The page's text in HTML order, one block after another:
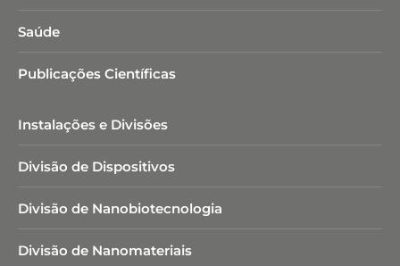
Saúde
Publicações Científicas
Instalações e Divisões
Divisão de Dispositivos
Divisão de Nanobiotecnologia​
Divisão de Nanomateriais